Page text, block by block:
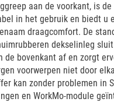
aan de voorkant, is
in het gebruik en biedt u
draagcomfort. De
dekselinleg
de bovenkant af en zorgt
voorwerpen niet door
kan zonder problemen in
en WorkMo-module